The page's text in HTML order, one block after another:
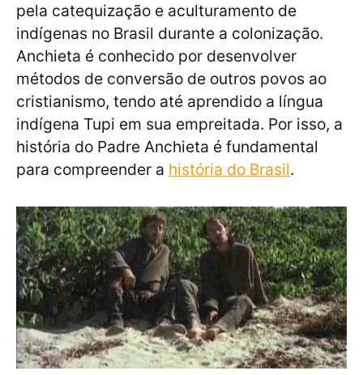
pela catequização e aculturamento de
indígenas no Brasil durante a colonização.
Anchieta é conhecido por desenvolver
métodos de conversão de outros povos ao
cristianismo, tendo até aprendido a língua
indígena Tupi em sua empreitada. Por isso, a
história do Padre Anchieta é fundamental
para compreender a história do Brasil.